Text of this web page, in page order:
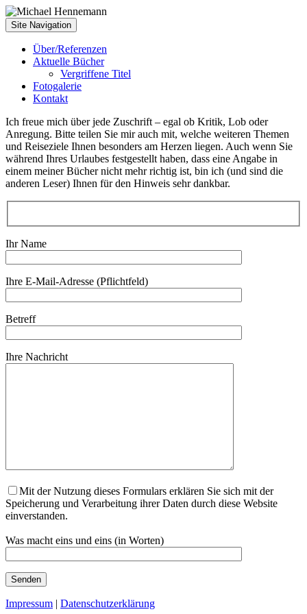
Skip
to
content
Site Navigation
Über/Referenzen
Aktuelle Bücher
Vergriffene Titel
Fotogalerie
Kontakt
Ich freue mich über jede Zuschrift – egal ob Kritik, Lob oder
Anregung. Bitte teilen Sie mir auch mit, welche weiteren Themen
und Reiseziele Ihnen besonders am Herzen liegen. Auch wenn Sie
während Ihres Urlaubes festgestellt haben, dass eine Angabe in
einem meiner Bücher nicht mehr richtig ist, bin ich (und sind die
anderen Leser) Ihnen für den Hinweis sehr dankbar.
Ihr Name
Ihre E-Mail-Adresse (Pflichtfeld)
Betreff
Ihre Nachricht
Mit der Nutzung dieses Formulars erklären Sie sich mit der
Speicherung und Verarbeitung ihrer Daten durch diese Website
einverstanden.
Was macht eins und eins (in Worten)
Impressum | Datenschutzerklärung